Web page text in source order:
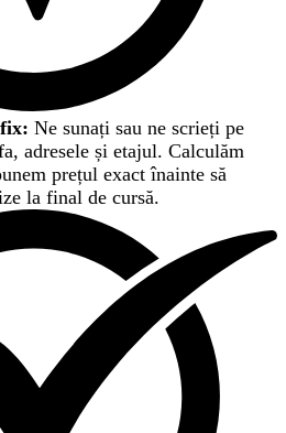
Ne sunați sau ne scrieți pe
adresele și etajul. Calculăm
prețul exact înainte să
la final de cursă.